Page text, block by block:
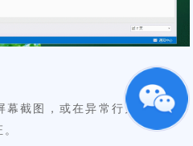
幕截图，或在异常行为（如文件